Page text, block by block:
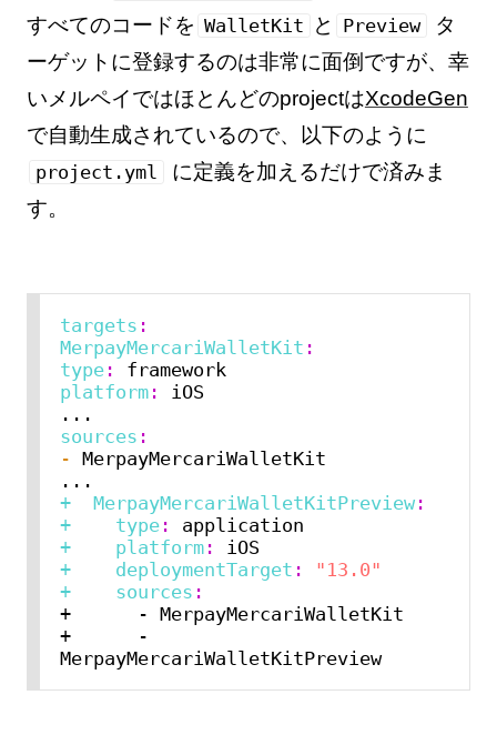
すべてのコードを WalletKit と Preview
タ
ーゲットに登録するのは非常に面倒ですが、幸
いメルペイではほとんどのprojectはXcodeGen
で自動生成されているので、以下のように
project.yml
に定義を加えるだけで済みま
す。
targets :
MerpayMercariWalletKit :
type:
platform:
iOS
sources :
- MerpayMercariWalletKit
+  MerpayMercariWalletKitPreview:
+    type:
+    platform:
+    deploymentTarget :
"13.0"
+    sources :
+      - MerpayMercariWalletKit
+      -
MerpayMercariWalletKitPreview